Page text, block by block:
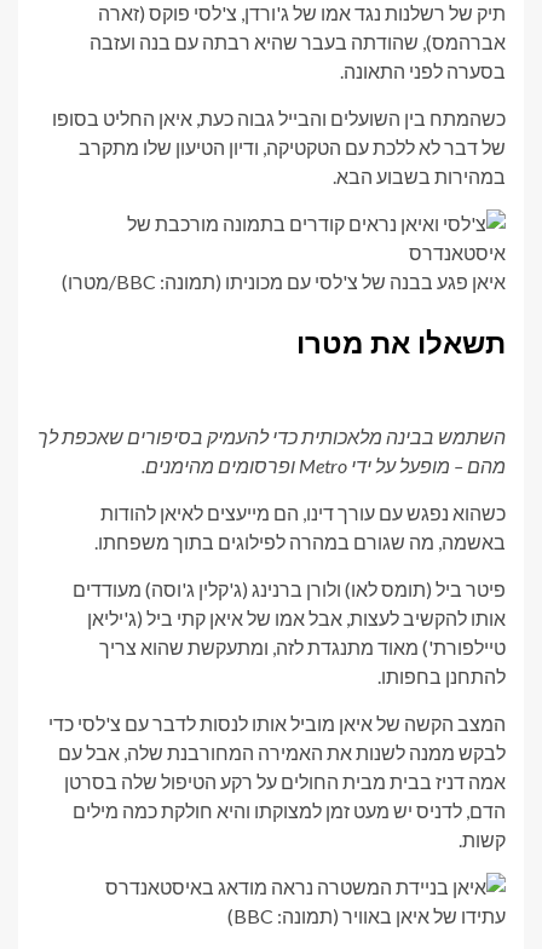
תיק של רשלנות נגד אמו של ג'ורדן, צ'לסי פוקס (זארה
אברהמס), שהודתה בעבר שהיא רבתה עם בנה ועזבה
בסערה לפני התאונה.
כשהמתח בין השועלים והבייל גבוה כעת, איאן החליט בסופו
של דבר לא ללכת עם הטקטיקה, ודיון הטיעון שלו מתקרב
במהירות בשבוע הבא.
איאן פגע בבנה של צ'לסי עם מכוניתו (תמונה: BBC/מטרו)
תשאלו את מטרו
השתמש בבינה מלאכותית כדי להעמיק בסיפורים שאכפת לך
מהם – מופעל על ידי Metro ופרסומים מהימנים.
כשהוא נפגש עם עורך דינו, הם מייעצים לאיאן להודות
באשמה, מה שגורם במהרה לפילוגים בתוך משפחתו.
פיטר ביל (תומס לאו) ולורן ברנינג (ג'קלין ג'וסה) מעודדים
אותו להקשיב לעצות, אבל אמו של איאן קתי ביל (ג'יליאן
טיילפורת') מאוד מתנגדת לזה, ומתעקשת שהוא צריך
להתחנן בחפותו.
המצב הקשה של איאן מוביל אותו לנסות לדבר עם צ'לסי כדי
לבקש ממנה לשנות את האמירה המחורבנת שלה, אבל עם
אמה דניז בבית מבית החולים על רקע הטיפול שלה בסרטן
הדם, לדניס יש מעט זמן למצוקתו והיא חולקת כמה מילים
קשות.
עתידו של איאן באוויר (תמונה: BBC)